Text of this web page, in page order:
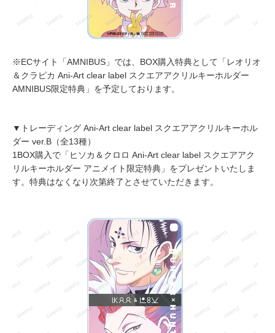
※ECサイト「AMNIBUS」では、BOX購入特典として「レオリオ
＆クラピカ Ani-Art clear label スクエアアクリルキーホルダー
AMNIBUS限定特典」を予定しております。
▼トレーディング Ani-Art clear label スクエアアクリルキーホル
ダー ver.B（全13種）
1BOX購入で「ヒソカ＆クロロ Ani-Art clear label スクエアアク
リルキーホルダー アニメイト限定特典」をプレゼントいたしま
す。特典はなくなり次第終了とさせていただきます。